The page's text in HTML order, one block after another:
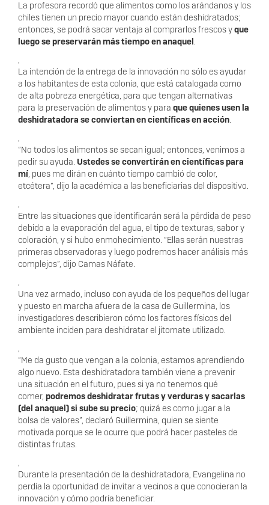
La profesora recordó que alimentos como los arándanos y los
chiles tienen un precio mayor cuando están deshidratados;
entonces, se podrá sacar ventaja al comprarlos frescos yque
luego se preservarán más tiempo en anaquel .
,
La intención de la entrega de la innovación no sólo es ayudar
a los habitantes de esta colonia, que está catalogada como
de alta pobreza energética, para que tengan alternativas
para la preservación de alimentos y para que quienes usen la
deshidratadora se conviertan en científicas en acción.
,
“No todos los alimentos se secan igual; entonces, venimos a
pedir su ayuda. Ustedes se convertirán en científicas para
mí, pues me dirán en cuánto tiempo cambió de color,
etcétera”, dijo la académica a las beneficiarias del dispositivo.
,
Entre las situaciones que identificarán será la pérdida de peso
debido a la evaporación del agua, el tipo de texturas, sabor y
coloración, y si hubo enmohecimiento. “Ellas serán nuestras
primeras observadoras y luego podremos hacer análisis más
complejos”, dijo Camas Náfate.
,
Una vez armado, incluso con ayuda de los pequeños del lugar
y puesto en marcha afuera de la casa de Guillermina, los
investigadores describieron cómo los factores físicos del
ambiente inciden para deshidratar el jitomate utilizado.
,
“Me da gusto que vengan a la colonia, estamos aprendiendo
algo nuevo. Esta deshidratadora también viene a prevenir
una situación en el futuro, pues si ya no tenemos qué
comer, podremos deshidratar frutas y verduras y sacarlas
(del anaquel) si sube su precio; quizá es como jugar a la
bolsa de valores”, declaró Guillermina, quien se siente
motivada porque se le ocurre que podrá hacer pasteles de
distintas frutas.
,
Durante la presentación de la deshidratadora, Evangelina no
perdía la oportunidad de invitar a vecinos a que conocieran la
innovación y cómo podría beneficiar.